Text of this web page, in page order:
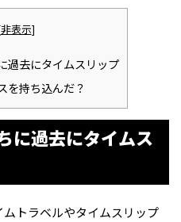
非表示]
過去にタイムスリップ
を持ち込んだ？
に過去にタイムス
トラベルやタイムスリップ